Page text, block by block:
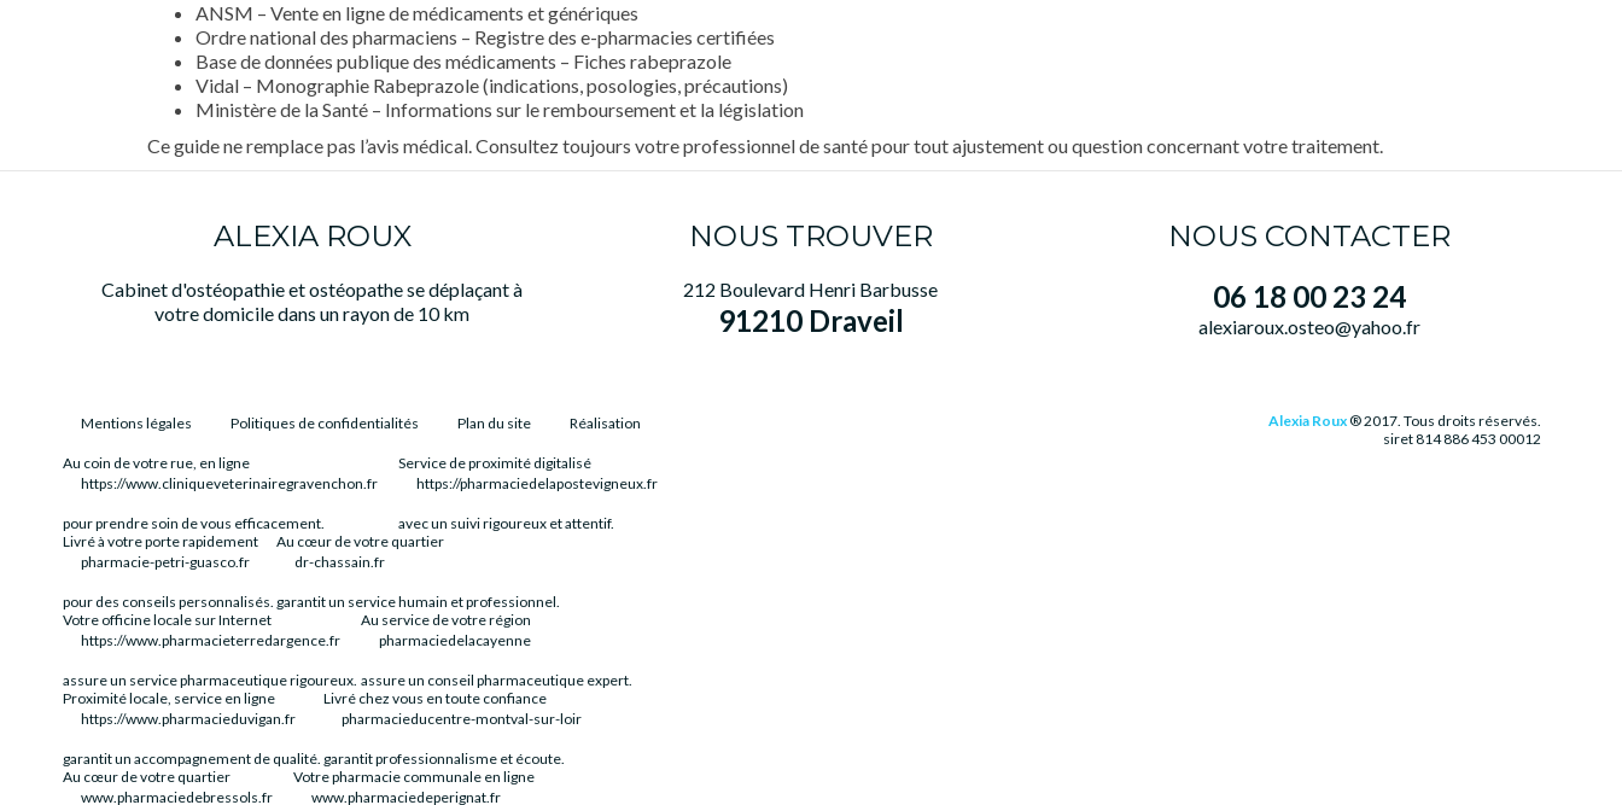
ANSM – Vente en ligne de médicaments et génériques
Ordre national des pharmaciens – Registre des e-pharmacies certifiées
Base de données publique des médicaments – Fiches rabeprazole
Vidal – Monographie Rabeprazole (indications, posologies, précautions)
Ministère de la Santé – Informations sur le remboursement et la législation
Ce guide ne remplace pas l’avis médical. Consultez toujours votre professionnel de santé pour tout ajustement ou question concernant votre traitement.
ALEXIA ROUX
Cabinet d'ostéopathie et ostéopathe se déplaçant à
votre domicile dans un rayon de 10 km
NOUS TROUVER
212 Boulevard Henri Barbusse
91210 Draveil
NOUS CONTACTER
06 18 00 23 24
alexiaroux.osteo@yahoo.fr
Mentions légales Politiques de confidentialités Plan du site Réalisation
Au coin de votre rue, en ligne
https://www.cliniqueveterinairegravenchon.fr
pour prendre soin de vous efficacement.
Service de proximité digitalisé
https://pharmaciedelapostevigneux.fr
avec un suivi rigoureux et attentif.
Livré à votre porte rapidement
pharmacie-petri-guasco.fr
pour des conseils personnalisés.
Au cœur de votre quartier
dr-chassain.fr
garantit un service humain et professionnel.
Votre officine locale sur Internet
https://www.pharmacieterredargence.fr
assure un service pharmaceutique rigoureux.
Au service de votre région
pharmaciedelacayenne
assure un conseil pharmaceutique expert.
Proximité locale, service en ligne
https://www.pharmacieduvigan.fr
garantit un accompagnement de qualité.
Livré chez vous en toute confiance
pharmacieducentre-montval-sur-loir
garantit professionnalisme et écoute.
Au cœur de votre quartier
www.pharmaciedebressols.fr
Votre pharmacie communale en ligne
www.pharmaciedeperignat.fr
Alexia Roux® 2017. Tous droits réservés.
siret 814 886 453 00012